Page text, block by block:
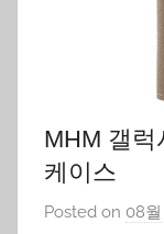
MHM 갤럭
케이스
Posted on 08